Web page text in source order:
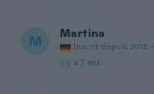
M Martina
Inscrit depuis 2018 ·
il y a 7 ans